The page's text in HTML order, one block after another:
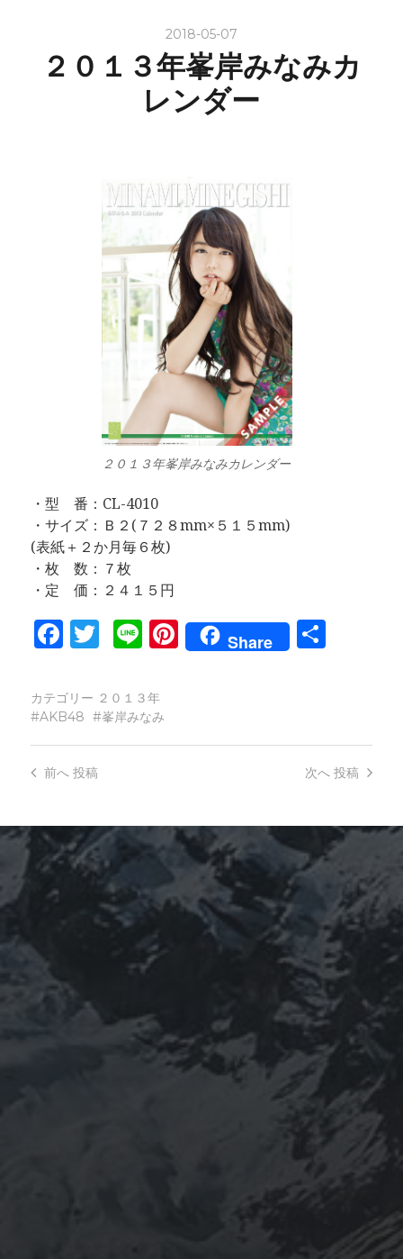
2018-05-07
２０１３年峯岸みなみカ
レンダー
２０１３年峯岸みなみカレンダー
・型 番：CL-4010
・サイズ：Ｂ２(７２８mm×５１５mm)
(表紙＋２か月毎６枚)
・枚 数：７枚
・定 価：２４１５円
Facebook
Twitter
LinePinterest
Share
カテゴリー ２０１３年
AKB48
峯岸みなみ
次へ 投稿
前へ投稿